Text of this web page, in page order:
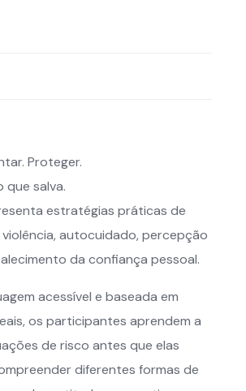
Proteger.
que salva.
estratégias práticas de
autocuidado, percepção
da confiança pessoal.
acessível e baseada em
os participantes aprendem a
de risco antes que elas
diferentes formas de